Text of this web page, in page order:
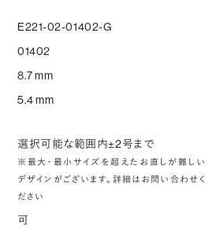
E221-02-01402-G
01402
8.7 mm
5.4 mm
選択可能な範囲内±2号まで
※最大・最小サイズを超えたお直しが難しい
デザインがございます。詳細はお問い合わせく
ださい
可